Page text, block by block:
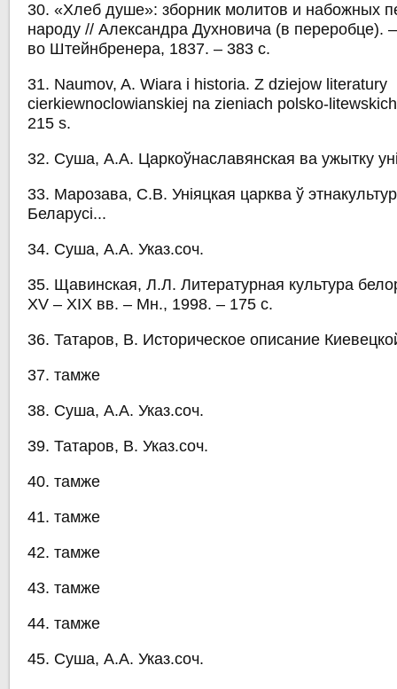
30. «Хлеб душе»: зборник молитов и набожных
народу // Александра Духновича (в переробце).
во Штейнбренера, 1837. – 383 с.
31. Naumov, A. Wiara i historia. Z dziejow literatury
cierkiewnoclowianskiej na zieniach polsko-
215 s.
32. Суша, А.А. Царкоўнаславянская ва ужытку
33. Марозава, С.В. Уніяцкая царква ў
Беларусі...
34. Суша, А.А. Указ.соч.
35. Щавинская, Л.Л. Литературная культура
XV – XIX вв. – Мн., 1998. – 175 с.
36. Татаров, В. Историческое описание
37. тамже
38. Суша, А.А. Указ.соч.
39. Татаров, В. Указ.соч.
40. тамже
41. тамже
42. тамже
43. тамже
44. тамже
45. Суша, А.А. Указ.соч.